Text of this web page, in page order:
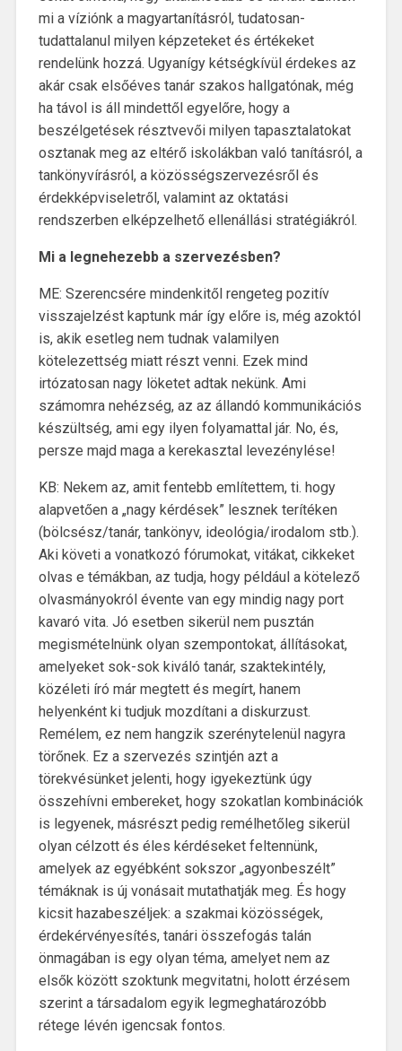
mi a víziónk a magyartanításról, tudatosan-
tudattalanul milyen képzeteket és értékeket
rendelünk hozzá. Ugyanígy kétségkívül érdekes az
akár csak elsőéves tanár szakos hallgatónak, még
ha távol is áll mindettől egyelőre, hogy a
beszélgetések résztvevői milyen tapasztalatokat
osztanak meg az eltérő iskolákban való tanításról, a
tankönyvírásról, a közösségszervezésről és
érdekképviseletről, valamint az oktatási
rendszerben elképzelhető ellenállási stratégiákról.
Mi a legnehezebb a szervezésben?
ME: Szerencsére mindenkitől rengeteg pozitív
visszajelzést kaptunk már így előre is, még azoktól
is, akik esetleg nem tudnak valamilyen
kötelezettség miatt részt venni. Ezek mind
irtózatosan nagy löketet adtak nekünk. Ami
számomra nehézség, az az állandó kommunikációs
készültség, ami egy ilyen folyamattal jár. No, és,
persze majd maga a kerekasztal levezénylése!
KB: Nekem az, amit fentebb említettem, ti. hogy
alapvetően a „nagy kérdések” lesznek terítéken
(bölcsész/tanár, tankönyv, ideológia/irodalom stb.).
Aki követi a vonatkozó fórumokat, vitákat, cikkeket
olvas e témákban, az tudja, hogy például a kötelező
olvasmányokról évente van egy mindig nagy port
kavaró vita. Jó esetben sikerül nem pusztán
megismételnünk olyan szempontokat, állításokat,
amelyeket sok-sok kiváló tanár, szaktekintély,
közéleti író már megtett és megírt, hanem
helyenként ki tudjuk mozdítani a diskurzust.
Remélem, ez nem hangzik szerénytelenül nagyra
törőnek. Ez a szervezés szintjén azt a
törekvésünket jelenti, hogy igyekeztünk úgy
összehívni embereket, hogy szokatlan kombinációk
is legyenek, másrészt pedig remélhetőleg sikerül
olyan célzott és éles kérdéseket feltennünk,
amelyek az egyébként sokszor „agyonbeszélt”
témáknak is új vonásait mutathatják meg. És hogy
kicsit hazabeszéljek: a szakmai közösségek,
érdekérvényesítés, tanári összefogás talán
önmagában is egy olyan téma, amelyet nem az
elsők között szoktunk megvitatni, holott érzésem
szerint a társadalom egyik legmeghatározóbb
rétege lévén igencsak fontos.